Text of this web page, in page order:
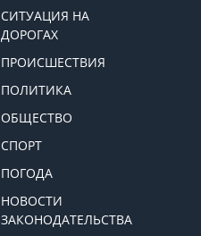
СИТУАЦИЯ НА
ДОРОГАХ
ПРОИСШЕСТВИЯ
ПОЛИТИКА
ОБЩЕСТВО
СПОРТ
ПОГОДА
НОВОСТИ
ЗАКОНОДАТЕЛЬСТВА